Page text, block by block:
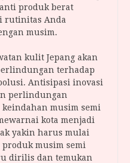
produk berat
rutinitas Anda
musim.
kulit Jepang akan
terhadap
Antisipasi inovasi
perlindungan
musim semi
kota menjadi
yakin harus mulai
musim semi
dirilis dan temukan